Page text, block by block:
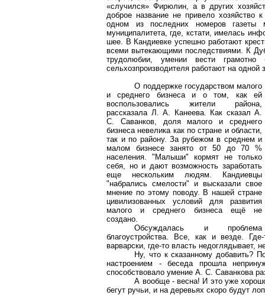
«случился» Фирюлин, а в других
доброе название не привело хозяйство
одном из последних номеров газеты
муниципалитета, где, кстати, имелась
шее. В Кандиевке успешно работают
всеми вытекающими последствиями. К
трудолюбии, умении вести
сельхозпроизводителя работают на одной
О поддержке государством малого
и среднего бизнеса и о том, как ей
воспользовались жители района,
рассказала Л. А. Канеева. Как сказал А.
С. Саванков, доля малого и среднего
бизнеса невелика как по стране и области,
так и по району. За рубежом в среднем и
малом бизнесе занято от 50 до 70 %
населения. "Малыши" кормят не только
себя, но и дают возможность заработать
еще нескольким людям. Кандиевцы
"набрались смелости" и высказали свое
мнение по этому поводу. В нашей стране
цивилизованных условий для развития
малого и среднего бизнеса ещё не
создано.
Обсуждалась и проблема
благоустройства. Все, как и везде.
варварски, где-то власть недоглядывает,
Ну, что к сказанному добавить?
настроением - беседа прошла
способствовало умение А. С. Саванкова
А вообще - весна! И это уже
бегут ручьи, и на деревьях скоро будут